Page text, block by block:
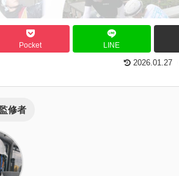
Pocket LINE
2026.01.27
修者